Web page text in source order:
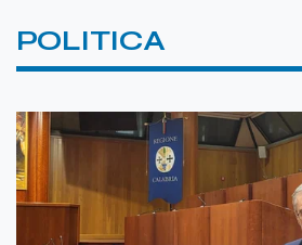
POLITICA